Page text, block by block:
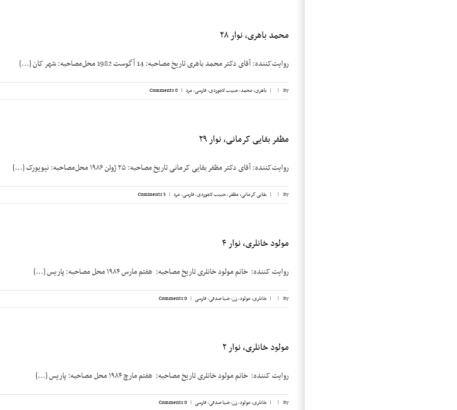
محمد باهری، نوار ۲۸
روایت‌کننده: آقای دکتر محمد باهری تاریخ مصاحبه: 14 آگوست 1982 محل‌مصاحبه: شهر کان [...]
By
|
| باهری، محمد,حبیب لاجوردی,فارسی,مرد |
0 Comments
مظفر بقایی کرمانی، نوار ۲۹
روایت‌کننده: آقای دکتر مظفر بقایی کرمانی تاریخ مصاحبه: ۲۵ ژوئن ۱۹۸۶ محل‌مصاحبه: نیویورک [...]
By
|
| بقایی کرمانی، مظفر,حبیب لاجوردی,فارسی,مرد |
3 Comments
مولود خانلری، نوار ۴
روایت کننده: خانم مولود خانلری تاریخ مصاحبه: هفتم مارس ۱۹۸۴ محل مصاحبه: پاریس [...]
By
|
| خانلری، مولود,زن,ضیا صدقی,فارسی |
0 Comments
مولود خانلری، نوار ۲
روایت کننده: خانم مولود خانلری تاریخ مصاحبه: هفتم مارچ ۱۹۸۴ محل مصاحبه: پاریس [...]
By
|
| خانلری، مولود,زن,ضیا صدقی,فارسی |
0 Comments